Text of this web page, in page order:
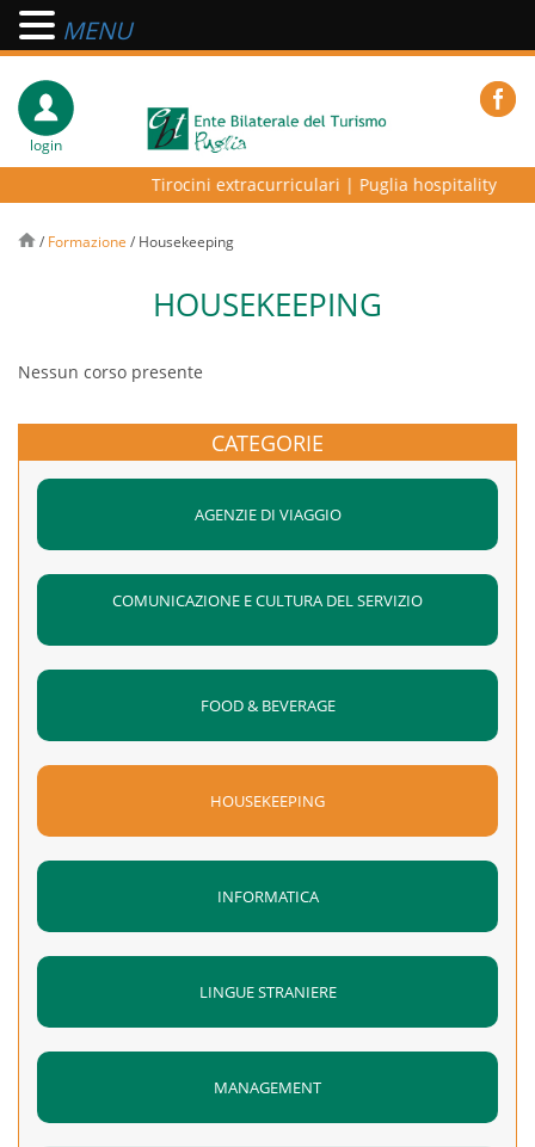
login
Tirocini extracurriculari|Puglia hospitality lab
/ Formazione / Housekeeping
HOUSEKEEPING
Nessun corso presente
CATEGORIE
AGENZIE DI VIAGGIO
COMUNICAZIONE E CULTURA DEL SERVIZIO
FOOD & BEVERAGE
HOUSEKEEPING
INFORMATICA
LINGUE STRANIERE
MANAGEMENT
MENU